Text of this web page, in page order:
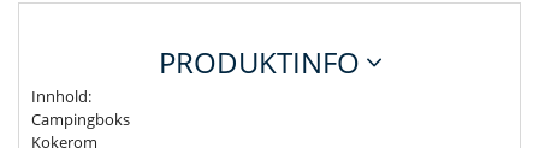
PRODUKTINFO
Innhold:
Campingboks
Kokerom